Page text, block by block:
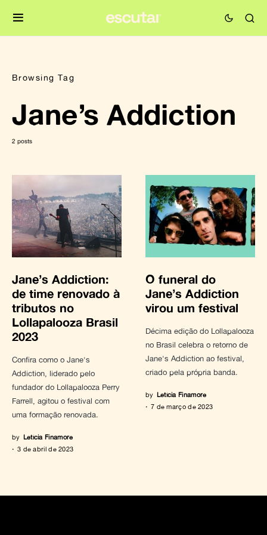
Browsing Tag
Jane’s Addiction
2 posts
Jane’s Addiction:
de time renovado à
tributos no
Lollapalooza Brasil
2023
Confira como o Jane's
Addiction, liderado pelo
fundador do Lollapalooza Perry
Farrell, agitou o festival com
uma formação renovada.
by Letícia Finamore
3 de abril de 2023
O funeral do
Jane’s Addiction
virou um festival
Décima edição do Lollapalooza
no Brasil celebra o retorno de
Jane's Addiction ao festival,
criado pela própria banda.
by Letícia Finamore
7 de março de 2023